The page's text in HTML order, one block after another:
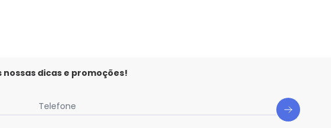
nossas dicas e promoções!
Telefone